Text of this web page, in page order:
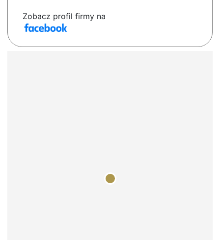
Zobacz profil firmy na